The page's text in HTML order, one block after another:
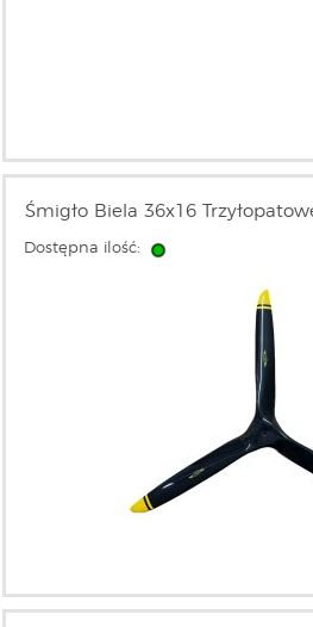
Śmigło Biela 36x16
Dostępna ilość: